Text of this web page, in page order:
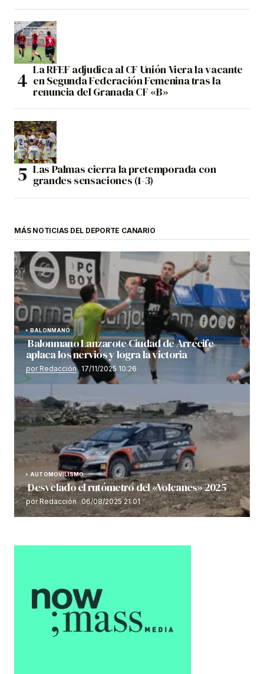
La RFEF adjudica al CF Unión Viera la vacante
en Segunda Federación Femenina tras la
renuncia del Granada CF «B»
Las Palmas cierra la pretemporada con
grandes sensaciones (1-3)
MÁS NOTICIAS DEL DEPORTE CANARIO
BALONMANO
Balonmano Lanzarote Ciudad de Arrecife
aplaca los nervios y logra la victoria
por Redacción 17/11/2025 10:26
AUTOMOVILISMO
Desvelado el rutómetro del «Volcanes» 2025
por Redacción 06/08/2025 21:01